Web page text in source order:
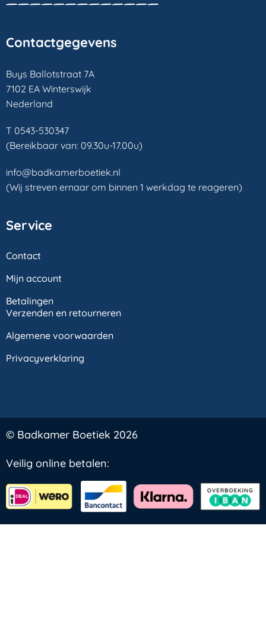
Contactgegevens
Buys Ballotstraat 7A
7102 EA Winterswijk
Nederland
T 0543-530347
(Bereikbaar van: 09.30u-17.00u)
info@badkamerboetiek.nl
(Wij streven ernaar om binnen 1 werkdag te reageren)
Service
Contact
Mijn account
Betalingen
Verzenden en retourneren
Algemene voorwaarden
Privacyverklaring
© Badkamer Boetiek 2026
Veilig online betalen: